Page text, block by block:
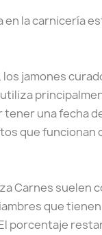
en la carnicería
los jamones
una fecha
que funcionan
Carnes suelen
que
porcentaje